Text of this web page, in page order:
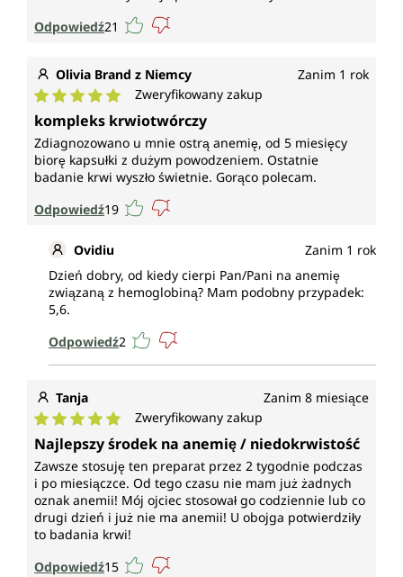
podczas ciąży, do prawidłowej syntezy
aminokwasów, do prawidłowego metabolizmu
psychicznego, do prawidłowego funkcjonowania
układu odpornościowego, do zmniejszenia uczucia
zmęczenia i znużenia oraz bierze udział w procesie
podziału komórek.
* Zatwierdzone przez Europejski Urząd ds.
Bezpieczeństwa Żywności oświadczenia zdrowotne
zapasowi na 3 miesiące.
Wegańskie i bez następujących
dodatków
Wegańska otoczka kapsułki z czystej celulozy
roślinnej (HPMC), bez karagenu i PEG.
Unimedica są, zgodnie z wymogami prawnymi,
wolne od konserwantów, a także bez dodatków
takich jak aromaty, barwniki, stabilizatory, środki
przeciwzbrylające, jak stearynian magnezu, bez
organizmów modyfikowanych genetycznie oraz bez
laktozy, bez glutenu, bez żelatyny i wegańskie.
Odpowiedź21
Olivia Brand z Niemcy Zanim 1 rok
Średnia ocena 5 z 5 gwiazdek
Zweryfikowany zakup
kompleks krwiotwórczy
Zdiagnozowano u mnie ostrą anemię, od 5 miesięcy
biorę kapsułki z dużym powodzeniem. Ostatnie
badanie krwi wyszło świetnie. Gorąco polecam.
Odpowiedź19
Ovidiu
Zanim 1 rok
Dzień dobry, od kiedy cierpi Pan/Pani na anemię
związaną z hemoglobiną? Mam podobny przypadek:
5,6.
Odpowiedź2
Tanja Zanim 8 miesiące
Średnia ocena 5 z 5 gwiazdek
Zweryfikowany zakup
Najlepszy środek na anemię / niedokrwistość
Zawsze stosuję ten preparat przez 2 tygodnie podczas
i po miesiączce. Od tego czasu nie mam już żadnych
oznak anemii! Mój ojciec stosował go codziennie lub co
drugi dzień i już nie ma anemii! U obojga potwierdziły
to badania krwi!
Odpowiedź15